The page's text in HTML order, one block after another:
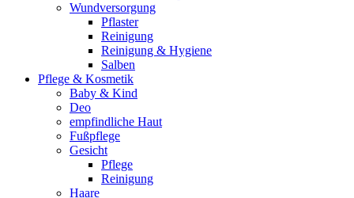
Wundversorgung
Pflaster
Reinigung
Reinigung & Hygiene
Salben
Pflege & Kosmetik
Baby & Kind
Deo
empfindliche Haut
Fußpflege
Gesicht
Pflege
Reinigung
Haare